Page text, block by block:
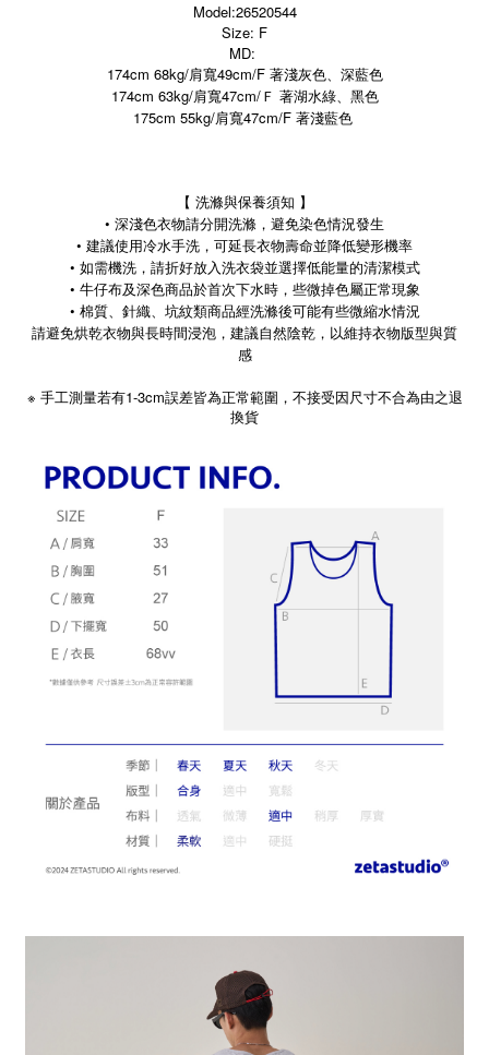
Model:26520544
Size: F
MD:
174cm 68kg/肩寬49cm/F 著淺灰色、深藍色
174cm 63kg/肩寬47cm/Ｆ 著湖水綠、黑色
175cm 55kg/肩寬47cm/F 著淺藍色
【 洗滌與保養須知 】
• 深淺色衣物請分開洗滌，避免染色情況發生
• 建議使用冷水手洗，可延長衣物壽命並降低變形機率
• 如需機洗，請折好放入洗衣袋並選擇低能量的清潔模式
• 牛仔布及深色商品於首次下水時，些微掉色屬正常現象
• 棉質、針織、坑紋類商品經洗滌後可能有些微縮水情況
請避免烘乾衣物與長時間浸泡，建議自然陰乾，以維持衣物版型與質
感
※ 手工測量若有1-3cm誤差皆為正常範圍，不接受因尺寸不合為由之退
換貨